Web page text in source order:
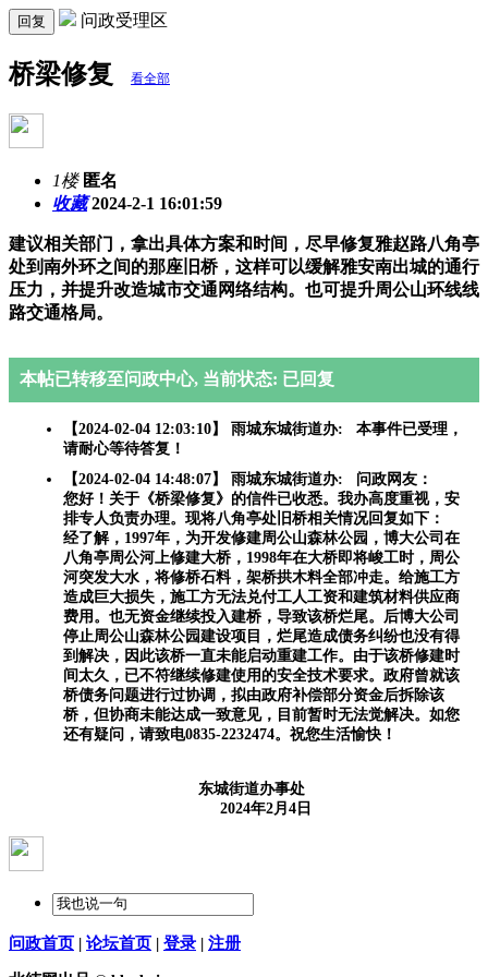
回复 问政受理区
桥梁修复 看全部
1楼匿名
收藏2024-2-1 16:01:59
建议相关部门，拿出具体方案和时间，尽早修复雅赵路八角亭
处到南外环之间的那座旧桥，这样可以缓解雅安南出城的通行
压力，并提升改造城市交通网络结构。也可提升周公山环线线
路交通格局。
本帖已转移至问政中心, 当前状态: 已回复
【2024-02-04 12:03:10】 雨城东城街道办: 本事件已受理，
请耐心等待答复！
【2024-02-04 14:48:07】 雨城东城街道办: 问政网友：
您好！关于《桥梁修复》的信件已收悉。我办高度重视，安
排专人负责办理。现将八角亭处旧桥相关情况回复如下：
经了解，1997年，为开发修建周公山森林公园，博大公司在
八角亭周公河上修建大桥，1998年在大桥即将峻工时，周公
河突发大水，将修桥石料，架桥拱木料全部冲走。给施工方
造成巨大损失，施工方无法兑付工人工资和建筑材料供应商
费用。也无资金继续投入建桥，导致该桥烂尾。后博大公司
停止周公山森林公园建设项目，烂尾造成债务纠纷也没有得
到解决，因此该桥一直未能启动重建工作。由于该桥修建时
间太久，已不符继续修建使用的安全技术要求。政府曾就该
桥债务问题进行过协调，拟由政府补偿部分资金后拆除该
桥，但协商未能达成一致意见，目前暂时无法觉解决。如您
还有疑问，请致电0835-2232474。祝您生活愉快！
东城街道办事处
2024年2月4日
问政首页 | 论坛首页 | 登录 | 注册